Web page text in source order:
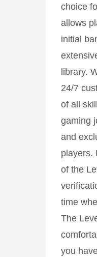
choice
allows
initial
library.
24/7
of all
gaming
and
players.
of the
time
The
you